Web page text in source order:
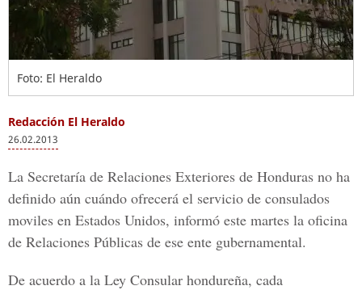
Foto: El Heraldo
Redacción El Heraldo
26.02.2013
La Secretaría de Relaciones Exteriores de Honduras no ha
definido aún cuándo ofrecerá el servicio de consulados
moviles en Estados Unidos, informó este martes la oficina
de Relaciones Públicas de ese ente gubernamental.
De acuerdo a la Ley Consular hondureña, cada